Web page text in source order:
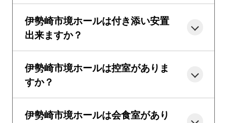
伊勢崎市境ホールは付き添い安置
出来ますか？
伊勢崎市境ホールは控室がありま
すか？
伊勢崎市境ホールは会食室があり